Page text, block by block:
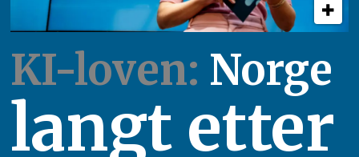
KI-loven: Norge
langt etter